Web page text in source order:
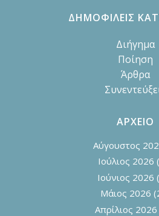
ΔΗΜΟΦΙΛΕΙΣ
Διήγημα
Ποίηση
Άρθρα
ΑΡΧΕΙΟ
Αύγουστος
Ιούλιος 2026
Ιούνιος 2026
Μάιος 2026
Απρίλιος 2026